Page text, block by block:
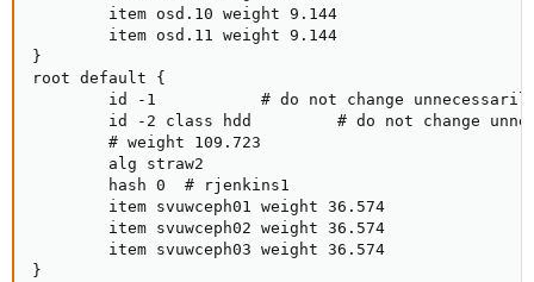
        item osd.10 weight 9.144
        item osd.11 weight 9.144
}
root default {
id -1           # do not change
id -2 class hdd         # do not change
        # weight 109.723
        alg straw2
        hash 0  # rjenkins1
        item svuwceph01 weight 36.574
        item svuwceph02 weight 36.574
        item svuwceph03 weight 36.574
}